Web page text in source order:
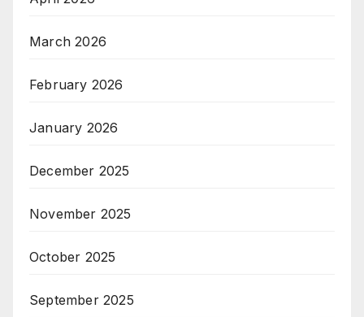
March 2026
February 2026
January 2026
December 2025
November 2025
October 2025
September 2025